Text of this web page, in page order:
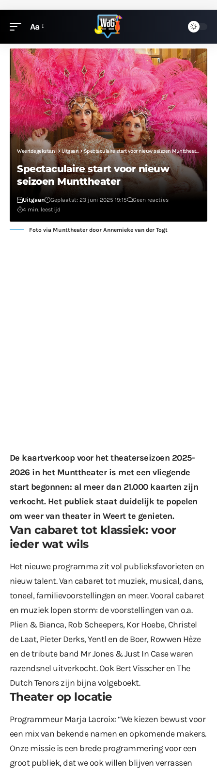
Aa
Weertdegekste.nl>Uitgaan>Spectaculaire start voor nieuw seizoen Munttheater
Spectaculaire start voor nieuw
seizoen Munttheater
Uitgaan Geplaatst: 23 juni 2025 19:15
Geen reacties
4 min. leestijd
Foto via Munttheater door Annemieke van der Togt
De kaartverkoop voor het theaterseizoen 2025-
2026 in het Munttheater is met een vliegende
start begonnen: al meer dan 21.000 kaarten zijn
verkocht. Het publiek staat duidelijk te popelen
om weer van theater in Weert te genieten.
Van cabaret tot klassiek: voor
ieder wat wils
Het nieuwe programma zit vol publieksfavorieten en
nieuw talent. Van cabaret tot muziek, musical, dans,
toneel, familievoorstellingen en meer. Vooral cabaret
en muziek lopen storm: de voorstellingen van o.a.
Plien & Bianca, Rob Scheepers, Kor Hoebe, Christel
de Laat, Pieter Derks, Yentl en de Boer, Rowwen Hèze
en de tribute band Mr Jones & Just In Case waren
razendsnel uitverkocht. Ook Bert Visscher en The
Dutch Tenors zijn bijna volgeboekt.
Theater op locatie
Programmeur Marja Lacroix: “We kiezen bewust voor
een mix van bekende namen en opkomende makers.
Onze missie is een brede programmering voor een
groot publiek, dat we ook willen blijven verrassen